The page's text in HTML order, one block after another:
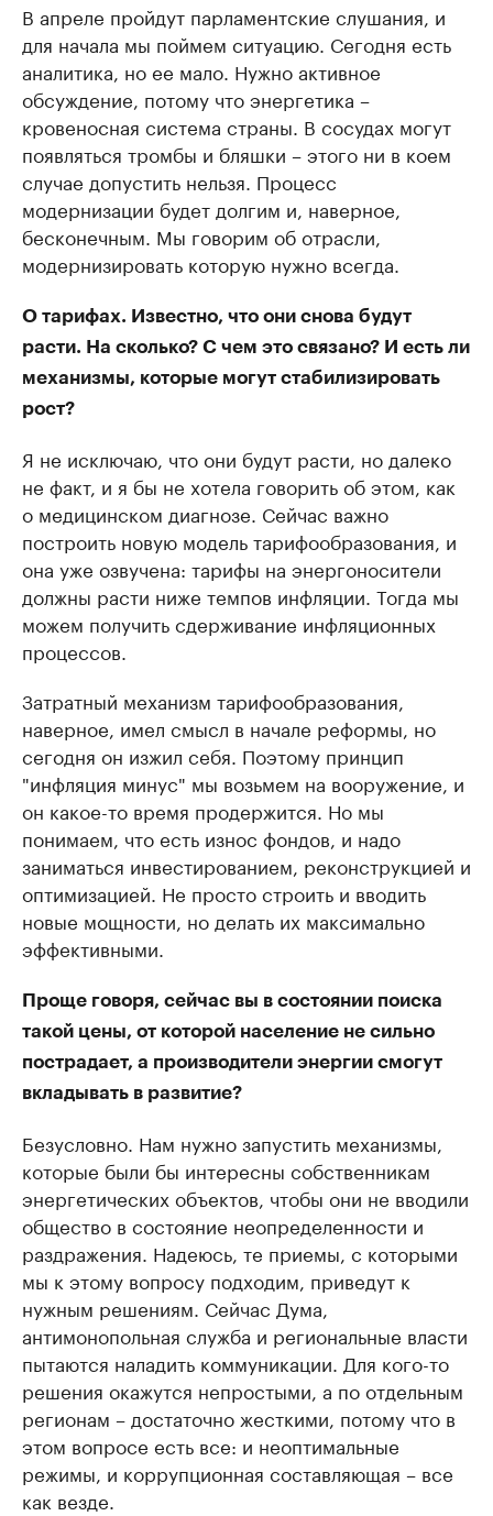
В апреле пройдут парламентские слушания, и
для начала мы поймем ситуацию. Сегодня есть
аналитика, но ее мало. Нужно активное
обсуждение, потому что энергетика –
кровеносная система страны. В сосудах могут
появляться тромбы и бляшки – этого ни в коем
случае допустить нельзя. Процесс
модернизации будет долгим и, наверное,
бесконечным. Мы говорим об отрасли,
модернизировать которую нужно всегда.
О тарифах. Известно, что они снова будут
расти. На сколько? С чем это связано? И есть ли
механизмы, которые могут стабилизировать
рост?
Я не исключаю, что они будут расти, но далеко
не факт, и я бы не хотела говорить об этом, как
о медицинском диагнозе. Сейчас важно
построить новую модель тарифообразования, и
она уже озвучена: тарифы на энергоносители
должны расти ниже темпов инфляции. Тогда мы
можем получить сдерживание инфляционных
процессов.
Затратный механизм тарифообразования,
наверное, имел смысл в начале реформы, но
сегодня он изжил себя. Поэтому принцип
"инфляция минус" мы возьмем на вооружение, и
он какое-то время продержится. Но мы
понимаем, что есть износ фондов, и надо
заниматься инвестированием, реконструкцией и
оптимизацией. Не просто строить и вводить
новые мощности, но делать их максимально
эффективными.
Проще говоря, сейчас вы в состоянии поиска
такой цены, от которой население не сильно
пострадает, а производители энергии смогут
вкладывать в развитие?
Безусловно. Нам нужно запустить механизмы,
которые были бы интересны собственникам
энергетических объектов, чтобы они не вводили
общество в состояние неопределенности и
раздражения. Надеюсь, те приемы, с которыми
мы к этому вопросу подходим, приведут к
нужным решениям. Сейчас Дума,
антимонопольная служба и региональные власти
пытаются наладить коммуникации. Для кого-то
решения окажутся непростыми, а по отдельным
регионам – достаточно жесткими, потому что в
этом вопросе есть все: и неоптимальные
режимы, и коррупционная составляющая – все
как везде.